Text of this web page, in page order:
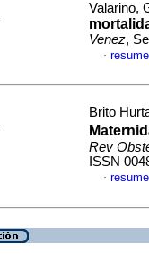
Valarino,
Venez,
·
Brito
Rev
ISSN
·